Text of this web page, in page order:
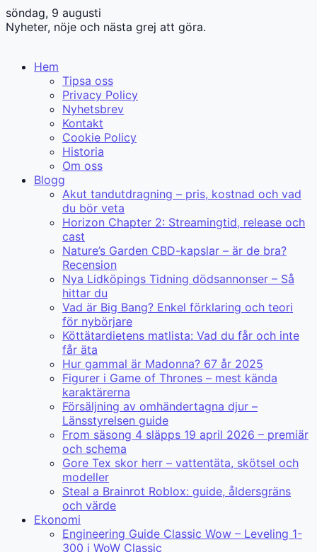
söndag, 9 augusti
Nyheter, nöje och nästa grej att göra.
Hem
Tipsa oss
Privacy Policy
Nyhetsbrev
Kontakt
Cookie Policy
Historia
Om oss
Blogg
Akut tandutdragning – pris, kostnad och vad
du bör veta
Horizon Chapter 2: Streamingtid, release och
cast
Nature’s Garden CBD-kapslar – är de bra?
Recension
Nya Lidköpings Tidning dödsannonser – Så
hittar du
Vad är Big Bang? Enkel förklaring och teori
för nybörjare
Köttätardietens matlista: Vad du får och inte
får äta
Hur gammal är Madonna? 67 år 2025
Figurer i Game of Thrones – mest kända
karaktärerna
Försäljning av omhändertagna djur –
Länsstyrelsen guide
From säsong 4 släpps 19 april 2026 – premiär
och schema
Gore Tex skor herr – vattentäta, skötsel och
modeller
Steal a Brainrot Roblox: guide, åldersgräns
och värde
Ekonomi
Engineering Guide Classic Wow – Leveling 1-
300 i WoW Classic